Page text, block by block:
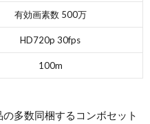
有効画素数 500万
HD720p 30fps
100m
多数同梱するコンボセット